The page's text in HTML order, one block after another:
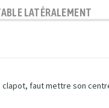
LATÉRALEMENT
faut mettre son